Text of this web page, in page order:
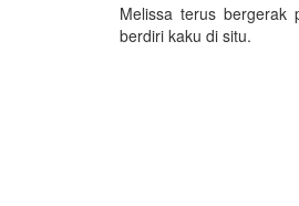
Melissa terus bergerak
berdiri kaku di situ.